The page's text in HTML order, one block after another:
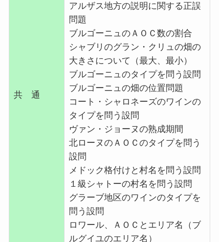
共 通
アルザス地方の説明に関する正誤
問題
ブルゴーニュのＡＯＣ数の割合
シャブリのグラン・クリュの畑の
大きさについて（最大、最小）
ブルゴーニュのタイプを問う設問
ブルゴーニュの畑の位置問題
コート・シャロネーズのワインの
タイプを問う設問
ヴァン・ジョーヌの熟成期間
北ローヌのＡＯＣのタイプを問う
設問
メドック格付けと村名を問う設問
１級シャトーの村名を問う設問
グラーブ地区のワインのタイプを
問う設問
ロワール、ＡＯＣとエリア名（ブ
ルグイユのエリア名）